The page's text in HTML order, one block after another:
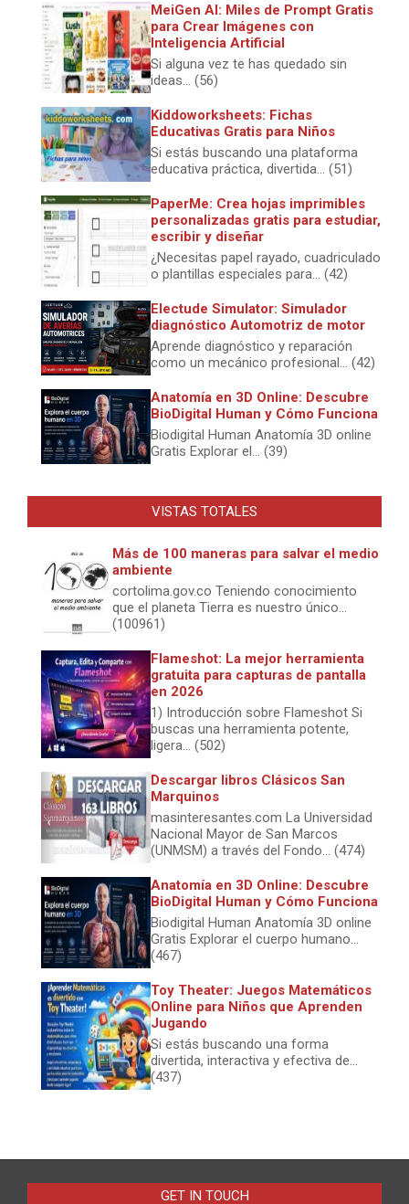
MeiGen AI: Miles de Prompt Gratis
para Crear Imágenes con
Inteligencia Artificial
Si alguna vez te has quedado sin
ideas... (56)
Kiddoworksheets: Fichas
Educativas Gratis para Niños
Si estás buscando una plataforma
educativa práctica, divertida... (51)
PaperMe: Crea hojas imprimibles
personalizadas gratis para estudiar,
escribir y diseñar
¿Necesitas papel rayado, cuadriculado
o plantillas especiales para... (42)
Electude Simulator: Simulador
diagnóstico Automotriz de motor
Aprende diagnóstico y reparación
como un mecánico profesional... (42)
Anatomía en 3D Online: Descubre
BioDigital Human y Cómo Funciona
Biodigital Human Anatomía 3D online
Gratis Explorar el... (39)
VISTAS TOTALES
Más de 100 maneras para salvar el medio
ambiente
cortolima.gov.co Teniendo conocimiento
que el planeta Tierra es nuestro único...
(100961)
Flameshot: La mejor herramienta
gratuita para capturas de pantalla
en 2026
1) Introducción sobre Flameshot Si
buscas una herramienta potente,
ligera... (502)
Descargar libros Clásicos San
Marquinos
masinteresantes.com La Universidad
Nacional Mayor de San Marcos
(UNMSM) a través del Fondo... (474)
Anatomía en 3D Online: Descubre
BioDigital Human y Cómo Funciona
Biodigital Human Anatomía 3D online
Gratis Explorar el cuerpo humano...
(467)
Toy Theater: Juegos Matemáticos
Online para Niños que Aprenden
Jugando
Si estás buscando una forma
divertida, interactiva y efectiva de...
(437)
GET IN TOUCH